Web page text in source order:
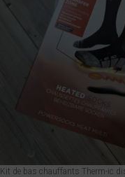
Kit de bas chauffants Therm-ic